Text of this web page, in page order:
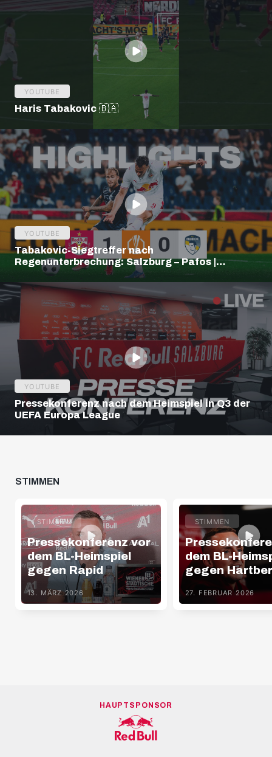
YOUTUBE
Haris Tabakovic 🇧🇦
YOUTUBE
Tabakovic-Siegtreffer nach
Regenunterbrechung: Salzburg – Pafos |
Highlights | Europa League Q3
YOUTUBE
Pressekonferenz nach dem Heimspiel in Q3 der
UEFA Europa League
STIMMEN
STIMMEN
Pressekonferenz vor
dem BL-Heimspiel
gegen Rapid
13. MÄRZ 2026
STIMMEN
dem BL-
gegen
27. FEBRUAR 2026
HAUPTSPONSOR